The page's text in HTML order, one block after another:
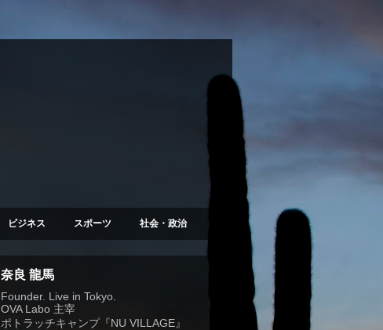
ビジネス スポーツ 社会・政治
奈良 龍馬
Founder. Live in Tokyo.
OVA Labo 主宰
ポトラッチキャンプ『NU VILLAGE』